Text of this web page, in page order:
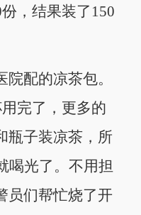
，结果装了150
配的凉茶包。
完了，更多的
瓶子装凉茶，所
喝光了。不用担
员们帮忙烧了开